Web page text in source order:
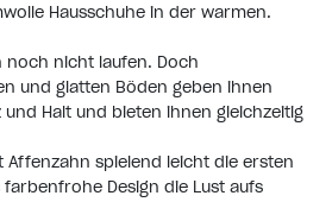
Hausschuhe in der warmen.
noch nicht laufen. Doch
und glatten Böden geben ihnen
Halt und bieten ihnen gleichzeitig
Affenzahn spielend leicht die ersten
Design die Lust aufs